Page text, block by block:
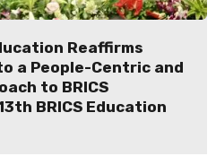
Reaffirms
a People-Centric and
to BRICS
BRICS Education